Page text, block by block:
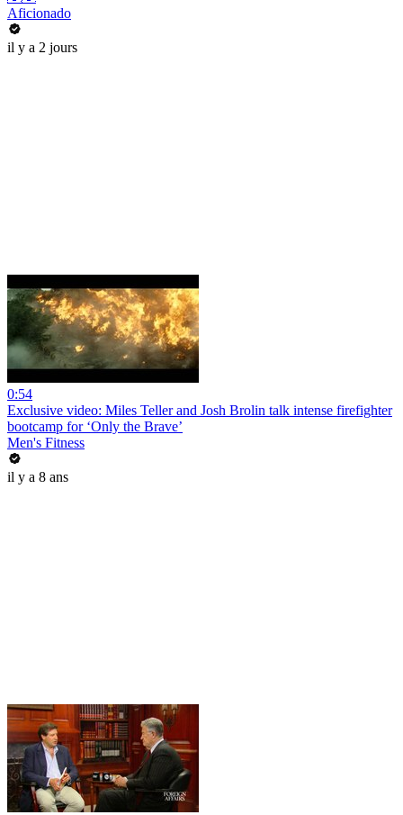
Aficionado
il y a 2 jours
0:54
Exclusive video: Miles Teller and Josh Brolin talk intense firefighter
bootcamp for ‘Only the Brave’
Men's Fitness
il y a 8 ans